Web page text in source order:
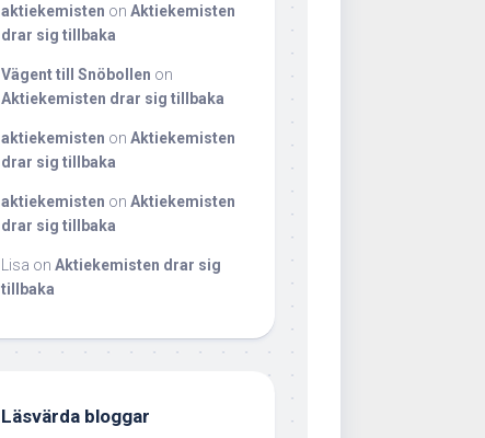
aktiekemisten on Aktiekemisten
drar sig tillbaka
Vägent till Snöbollen on
Aktiekemisten drar sig tillbaka
aktiekemisten on Aktiekemisten
drar sig tillbaka
aktiekemisten on Aktiekemisten
drar sig tillbaka
Lisa on Aktiekemisten drar sig
tillbaka
Läsvärda bloggar